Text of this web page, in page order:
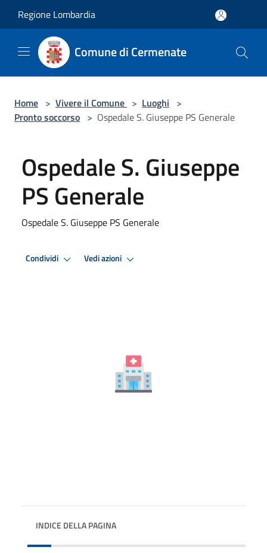
Regione Lombardia
Comune di Cermenate
Home > Vivere il Comune > Luoghi >
Pronto soccorso > Ospedale S. Giuseppe PS Generale
Ospedale S. Giuseppe
PS Generale
Ospedale S. Giuseppe PS Generale
Condividi Vedi azioni
INDICE DELLA PAGINA